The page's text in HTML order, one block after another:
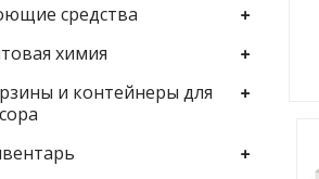
средства
химия
и контейнеры для